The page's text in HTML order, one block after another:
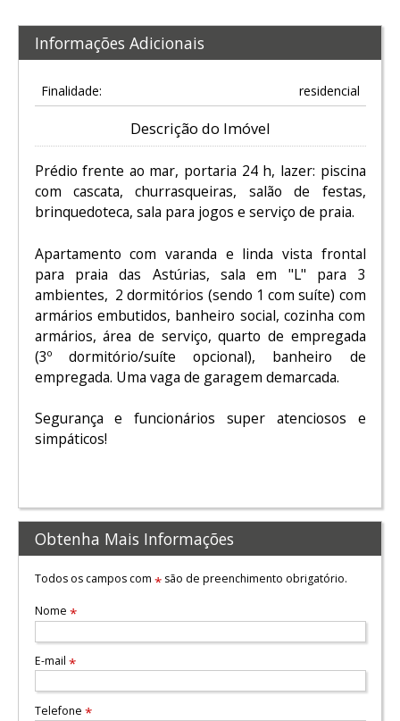
Informações Adicionais
Finalidade: residencial
Descrição do Imóvel
Prédio frente ao mar, portaria 24 h, lazer: piscina
com cascata, churrasqueiras, salão de festas,
brinquedoteca, sala para jogos e serviço de praia.
Apartamento com varanda e linda vista frontal
para praia das Astúrias, sala em "L" para 3
ambientes, 2 dormitórios (sendo 1 com suíte) com
armários embutidos, banheiro social, cozinha com
armários, área de serviço, quarto de empregada
(3º dormitório/suíte opcional), banheiro de
empregada. Uma vaga de garagem demarcada.
Segurança e funcionários super atenciosos e
simpáticos!
Obtenha Mais Informações
Todos os campos com *são de preenchimento obrigatório.
Nome *
E-mail *
Telefone *